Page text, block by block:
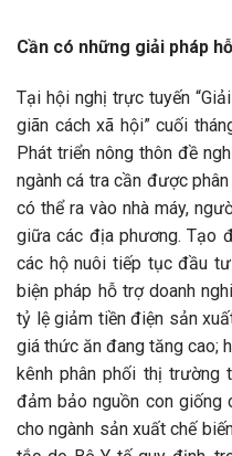
Cần có những giải pháp
Tại hội nghị trực tuyến
giãn cách xã hội” cuối
Phát triển nông thôn đề
ngành cá tra cần được
có thể ra vào nhà máy,
giữa các địa phương. Tạo
các hộ nuôi tiếp tục đầu
biện pháp hỗ trợ doanh
tỷ lệ giảm tiền điện sản
giá thức ăn đang tăng cao;
kênh phân phối thị trường
đảm bảo nguồn con giống
cho ngành sản xuất chế